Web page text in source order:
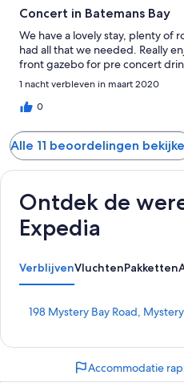
Concert in Batemans Bay
We have a lovely stay, plenty of
had all that we needed. Really
front gazebo for pre concert
1 nacht verbleven in maart 2020
0
Alle 11 beoordelingen
Ontdek de
Expedia
VerblijvenVluchtenPakketten
198 Mystery Bay Road,
L
p
Accommodatie